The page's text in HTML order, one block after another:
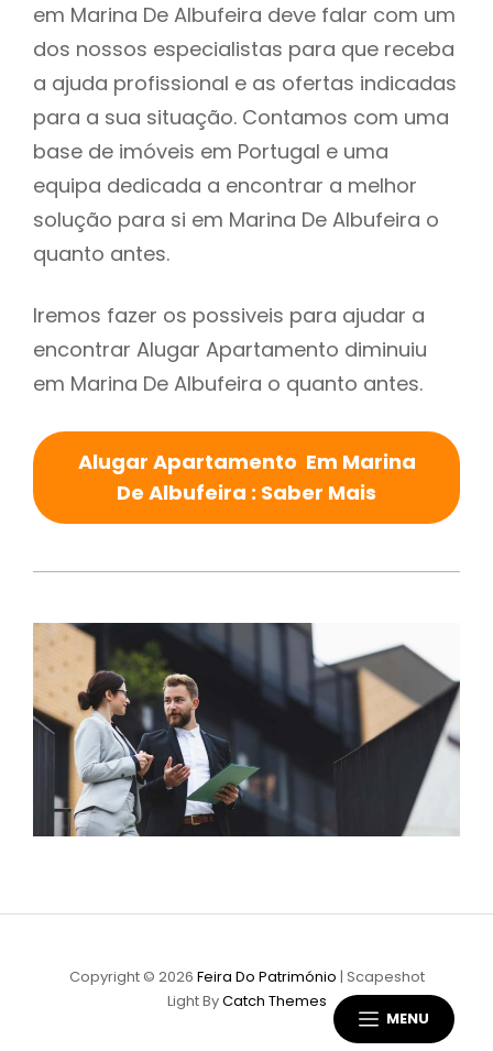
MENU
em Marina De Albufeira deve falar com um
dos nossos especialistas para que receba
a ajuda profissional e as ofertas indicadas
para a sua situação. Contamos com uma
base de imóveis em Portugal e uma
equipa dedicada a encontrar a melhor
solução para si em Marina De Albufeira o
quanto antes.
Iremos fazer os possiveis para ajudar a
encontrar Alugar Apartamento diminuiu
em Marina De Albufeira o quanto antes.
Alugar Apartamento Em Marina
De Albufeira : Saber Mais
Copyright © 2026 Feira Do Património | Scapeshot
Light ByCatch Themes